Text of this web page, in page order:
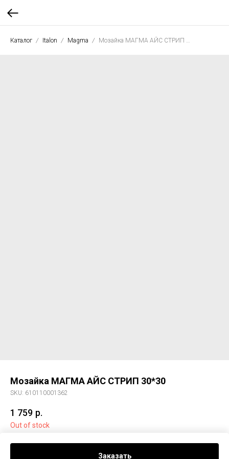
Каталог Italon Magma
Мозайка МАГМА АЙС СТРИП 30*30
SKU: 610110001362
1 759 р.
Out of stock
Заказать
Мозайка МАГМА АЙС СТРИП 30*30